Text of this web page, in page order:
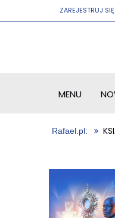
ZAREJESTRUJ SIĘ
MENU